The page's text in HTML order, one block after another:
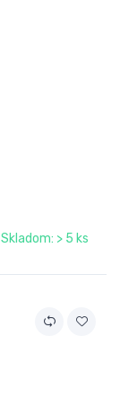
Skladom: > 5 ks